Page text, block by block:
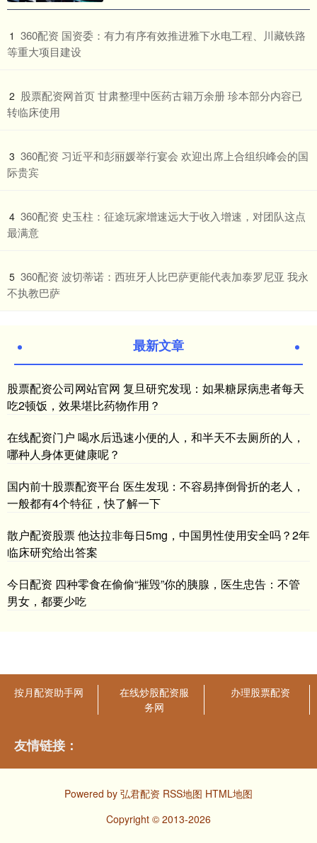
1 ​360配资 国资委：有力有序有效推进雅下水电工程、川藏铁路
等重大项目建设
2 ​股票配资网首页 甘肃整理中医药古籍万余册 珍本部分内容已
转临床使用
3 ​360配资 习近平和彭丽媛举行宴会 欢迎出席上合组织峰会的国
际贵宾
4 ​360配资 史玉柱：征途玩家增速远大于收入增速，对团队这点
最满意
5 ​360配资 波切蒂诺：西班牙人比巴萨更能代表加泰罗尼亚 我永
不执教巴萨
最新文章
股票配资公司网站官网 复旦研究发现：如果糖尿病患者每天
吃2顿饭，效果堪比药物作用？
在线配资门户 喝水后迅速小便的人，和半天不去厕所的人，
哪种人身体更健康呢？
国内前十股票配资平台 医生发现：不容易摔倒骨折的老人，
一般都有4个特征，快了解一下
散户配资股票 他达拉非每日5mg，中国男性使用安全吗？2年
临床研究给出答案
今日配资 四种零食在偷偷“摧毁”你的胰腺，医生忠告：不管
男女，都要少吃
按月配资助手网
在线炒股配资服
务网
办理股票配资
友情链接：
Powered by 弘君配资 RSS地图 HTML地图
Copyright © 2013-2026